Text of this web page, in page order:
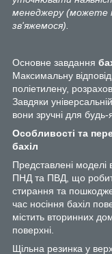
менеджеру (можете
зв'яжемося).
Основне завдання
Максимальну
поліетилену,
Завдяки
вони зручні для будь-
Особливості та
бахіл
Представлені моделі
ПНД та ПВД, що
стирання та
час носіння бахіл
містить вторинних
поверхні.
Щільна резинка у